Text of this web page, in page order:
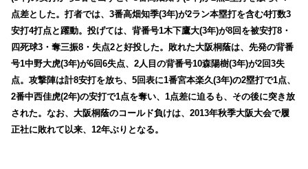
点差とした。打者では、3番高畑知季(3年)が2ラン本塁打を含む4打数3
安打4打点と躍動。投げては、背番号1木下鷹大(3年)が8回を被安打8・
四死球3・奪三振8・失点2と好投した。敗れた大阪桐蔭は、先発の背番
号1中野大虎(3年)が6回6失点、2人目の背番号10森陽樹(3年)が2回3失
点。攻撃陣は計8安打を放ち、5回表に1番宮本楽久(3年)の2塁打で1点、
2番中西佳虎(2年)の安打で1点を奪い、1点差に迫るも、その後に突き放
された。なお、大阪桐蔭のコールド負けは、2013年秋季大阪大会で履
正社に敗れて以来、12年ぶりとなる。